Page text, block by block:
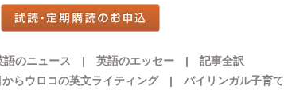
語のニュース | 英語のエッセー | 記事全訳
からウロコの英文ライティング| バイリンガル子育て